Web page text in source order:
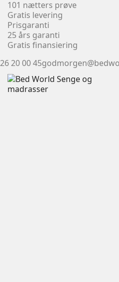
101 nætters prøve
Gratis levering
Prisgaranti
25 års garanti
Gratis finansiering
26 20 00 45